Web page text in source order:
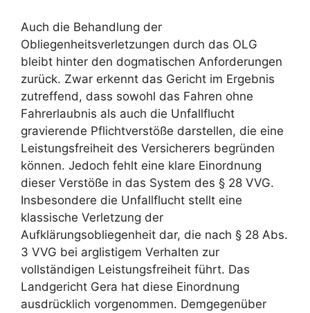
Auch die Behandlung der
Obliegenheitsverletzungen durch das OLG
bleibt hinter den dogmatischen Anforderungen
zurück. Zwar erkennt das Gericht im Ergebnis
zutreffend, dass sowohl das Fahren ohne
Fahrerlaubnis als auch die Unfallflucht
gravierende Pflichtverstöße darstellen, die eine
Leistungsfreiheit des Versicherers begründen
können. Jedoch fehlt eine klare Einordnung
dieser Verstöße in das System des § 28 VVG.
Insbesondere die Unfallflucht stellt eine
klassische Verletzung der
Aufklärungsobliegenheit dar, die nach § 28 Abs.
3 VVG bei arglistigem Verhalten zur
vollständigen Leistungsfreiheit führt. Das
Landgericht Gera hat diese Einordnung
ausdrücklich vorgenommen. Demgegenüber